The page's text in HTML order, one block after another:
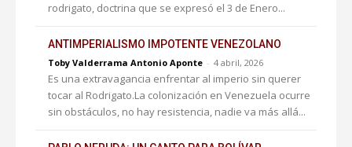
rodrigato, doctrina que se expresó el 3 de Enero...
ANTIMPERIALISMO IMPOTENTE VENEZOLANO
Toby Valderrama Antonio Aponte - 4 abril, 2026
Es una extravagancia enfrentar al imperio sin querer
tocar al Rodrigato.La colonización en Venezuela ocurre
sin obstáculos, no hay resistencia, nadie va más allá...